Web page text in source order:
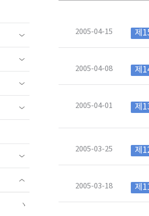
2005-04-15 제
2005-04-08 제
2005-04-01 제
2005-03-25 제
2005-03-18 제